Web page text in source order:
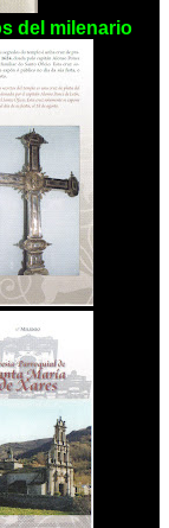
del milenario